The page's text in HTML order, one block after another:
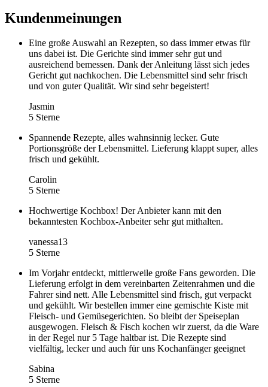
Kundenmeinungen
Eine große Auswahl an Rezepten, so dass immer etwas für
uns dabei ist. Die Gerichte sind immer sehr gut und
ausreichend bemessen. Dank der Anleitung lässt sich jedes
Gericht gut nachkochen. Die Lebensmittel sind sehr frisch
und von guter Qualität. Wir sind sehr begeistert!
Jasmin
5 Sterne
Spannende Rezepte, alles wahnsinnig lecker. Gute
Portionsgröße der Lebensmittel. Lieferung klappt super, alles
frisch und gekühlt.
Carolin
5 Sterne
Hochwertige Kochbox! Der Anbieter kann mit den
bekanntesten Kochbox-Anbeiter sehr gut mithalten.
vanessa13
5 Sterne
Im Vorjahr entdeckt, mittlerweile große Fans geworden. Die
Lieferung erfolgt in dem vereinbarten Zeitenrahmen und die
Fahrer sind nett. Alle Lebensmittel sind frisch, gut verpackt
und gekühlt. Wir bestellen immer eine gemischte Kiste mit
Fleisch- und Gemüsegerichten. So bleibt der Speiseplan
ausgewogen. Fleisch & Fisch kochen wir zuerst, da die Ware
in der Regel nur 5 Tage haltbar ist. Die Rezepte sind
vielfältig, lecker und auch für uns Kochanfänger geeignet
Sabina
5 Sterne